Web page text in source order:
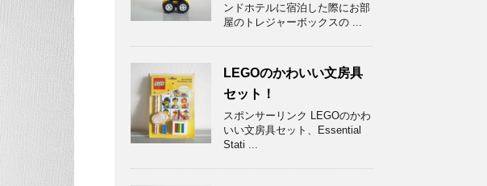
ンドホテルに宿泊した際にお部
屋のトレジャーボックスの ...
LEGOのかわいい文房具
セット！
スポンサーリンク LEGOのかわ
いい文房具セット、Essential
Stati ...